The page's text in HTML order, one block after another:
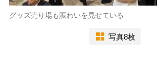
グッズ売り場も賑わいを見せている
写真8枚